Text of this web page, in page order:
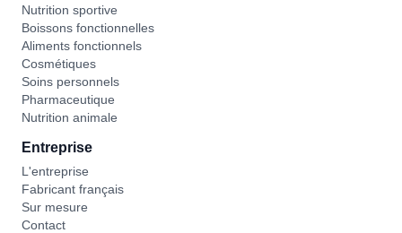
Nutrition sportive
Boissons fonctionnelles
Aliments fonctionnels
Cosmétiques
Soins personnels
Pharmaceutique
Nutrition animale
Entreprise
L'entreprise
Fabricant français
Sur mesure
Contact